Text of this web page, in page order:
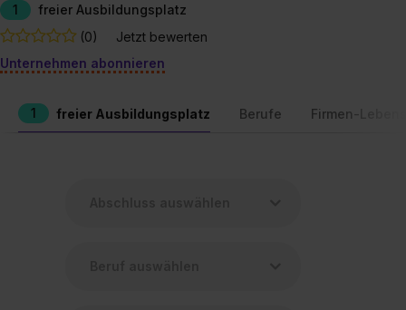
1
freier Ausbildungsplatz
(0)
Jetzt bewerten
Unternehmen abonnieren
1 freier Ausbildungsplatz Berufe Firmen-